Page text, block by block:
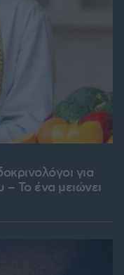
για
Το ένα μειώνει